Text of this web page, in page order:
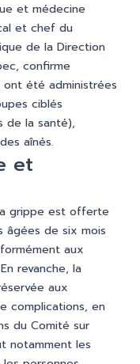
et médecine
et chef du
de la Direction
confirme
été administrées
ciblés
de la santé),
aînés.
et
grippe est offerte
âgées de six mois
aux
revanche, la
aux
complications, en
du Comité sur
notamment les